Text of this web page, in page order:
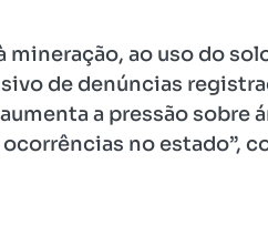
ao uso do
de denúncias
a pressão sobre
no estado”,